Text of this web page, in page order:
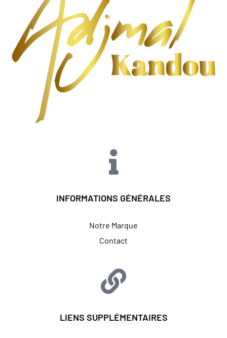
INFORMATIONS GÉNÉRALES
Notre Marque
Contact
LIENS SUPPLÉMENTAIRES